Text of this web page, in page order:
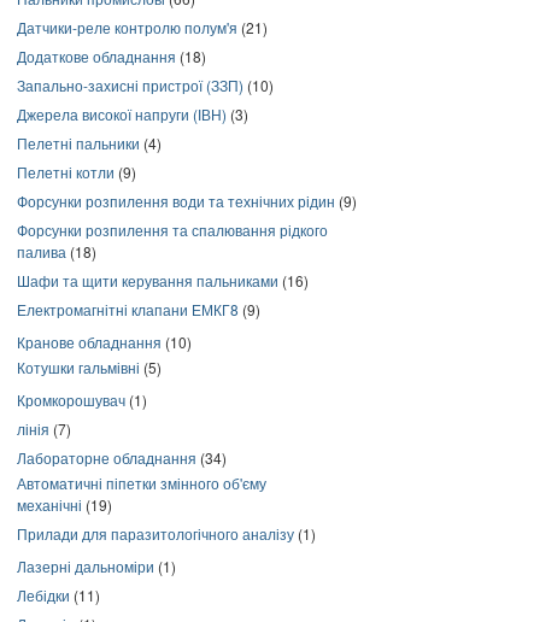
Датчики-реле контролю полум'я (21)
Додаткове обладнання (18)
Запально-захисні пристрої (ЗЗП) (10)
Джерела високої напруги (ІВН) (3)
Пелетні пальники (4)
Пелетні котли (9)
Форсунки розпилення води та технічних рідин (9)
Форсунки розпилення та спалювання рідкого
палива (18)
Шафи та щити керування пальниками (16)
Електромагнітні клапани ЕМКГ8 (9)
Кранове обладнання (10)
Котушки гальмівні (5)
Кромкорошувач (1)
лінія (7)
Лабораторне обладнання (34)
Автоматичні піпетки змінного об'єму
механічні (19)
Прилади для паразитологічного аналізу (1)
Лазерні дальноміри (1)
Лебідки (11)